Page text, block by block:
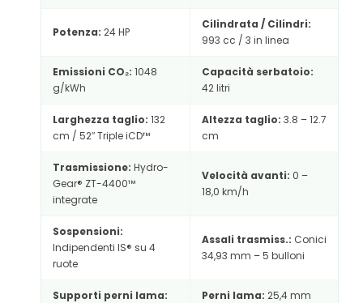
Potenza: 24 HP
Cilindrata / Cilindri:
993 cc / 3 in linea
Emissioni CO₂: 1048
g/kWh
Capacità serbatoio:
42 litri
Larghezza taglio: 132
cm / 52″ Triple iCD™
Altezza taglio: 3.8 – 12.7
cm
Trasmissione: Hydro-
Gear® ZT-4400™
integrate
Velocità avanti: 0 –
18,0 km/h
Sospensioni:
Indipendenti IS® su 4
ruote
Assali trasmiss.: Conici
34,93 mm – 5 bulloni
Supporti perni lama:
Perni lama: 25,4 mm